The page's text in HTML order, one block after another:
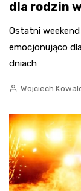
dla rodzin
Ostatni
emocjonująco
dniach
Wojciech